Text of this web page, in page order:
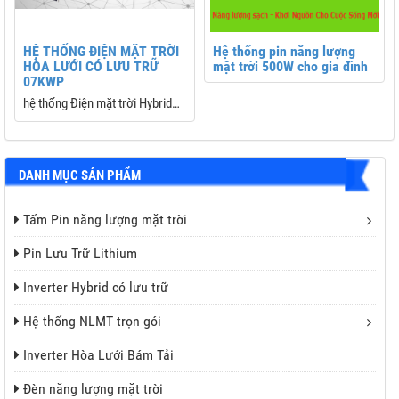
HỆ THỐNG ĐIỆN MẶT TRỜI
HÒA LƯỚI CÓ LƯU TRỮ
07KWP
hệ thống Điện mặt trời Hybrid
07kW
Hệ thống pin năng lượng
mặt trời 500W cho gia đình
DANH MỤC SẢN PHẨM
Tấm Pin năng lượng mặt trời
Pin Lưu Trữ Lithium
Inverter Hybrid có lưu trữ
Hệ thống NLMT trọn gói
Inverter Hòa Lưới Bám Tải
Đèn năng lượng mặt trời